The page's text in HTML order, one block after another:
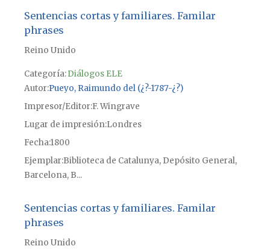
Sentencias cortas y familiares. Familar
phrases
Reino Unido
Categoría:Diálogos ELE
Autor Pueyo, Raimundo del (¿?-1787-¿?)
Impresor/Editor F. Wingrave
Lugar de impresiónLondres
Fecha1800
Ejemplar Biblioteca de Catalunya, Depósito General,
Barcelona, B...
Sentencias cortas y familiares. Familar
phrases
Reino Unido